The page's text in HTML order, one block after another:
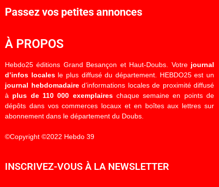
Passez vos petites annonces
À PROPOS
Hebdo25 éditions Grand Besançon et Haut-Doubs. Votre journal
d’infos localesle plus diffusé du département. HEBDO25 est un
journal hebdomadaired’informations locales de proximité diffusé
à plus de 110 000 exemplaireschaque semaine en points de
dépôts dans vos commerces locaux et en boîtes aux lettres sur
abonnement dans le département du Doubs.
©Copyright ©2022 Hebdo 39
INSCRIVEZ-VOUS À LA NEWSLETTER